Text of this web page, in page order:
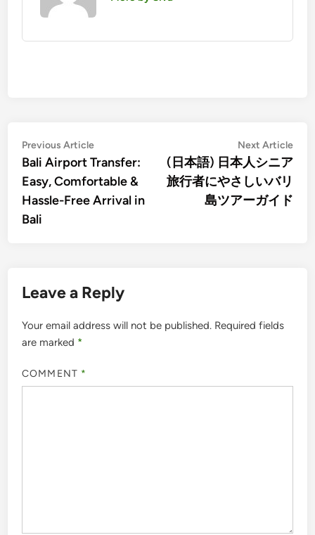
Post
navigation
Previous ArticlePrevious
article:
Bali Airport Transfer:
Easy, Comfortable &
Hassle-Free Arrival in
Bali
Next Article
(日本語) 日本人シニア
旅行者にやさしいバリ
島ツアーガイド
Leave a Reply
Your email address will not be published. Required fields
are marked *
COMMENT *